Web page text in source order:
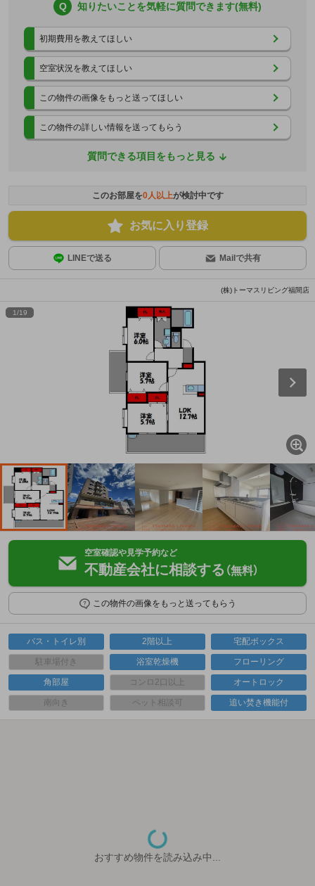
Q 知りたいことを気軽に質問できます(無料)
初期費用を教えてほしい
空室状況を教えてほしい
この物件の画像をもっと送ってほしい
この物件の詳しい情報を送ってもらう
質問できる項目をもっと見る
このお部屋を0人以上が検討中です
お気に入り登録
LINEで送る Mailで共有
(株)トーマスリビング福間店
1/19
空室確認や見学予約など
不動産会社に相談する （無料）
この物件の画像をもっと送ってもらう
バス・トイレ別 2階以上 宅配ボックス
駐車場付き 浴室乾燥機 フローリング
角部屋 コンロ2口以上 オートロック
南向き ペット相談可 追い焚き機能付
おすすめ物件を読み込み中...